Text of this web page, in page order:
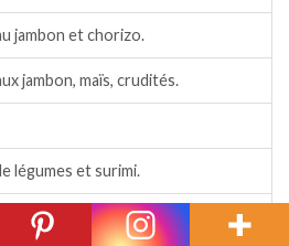
jambon et chorizo.
jambon, maïs, crudités.
légumes et surimi.
poitrine fumée, crudités.